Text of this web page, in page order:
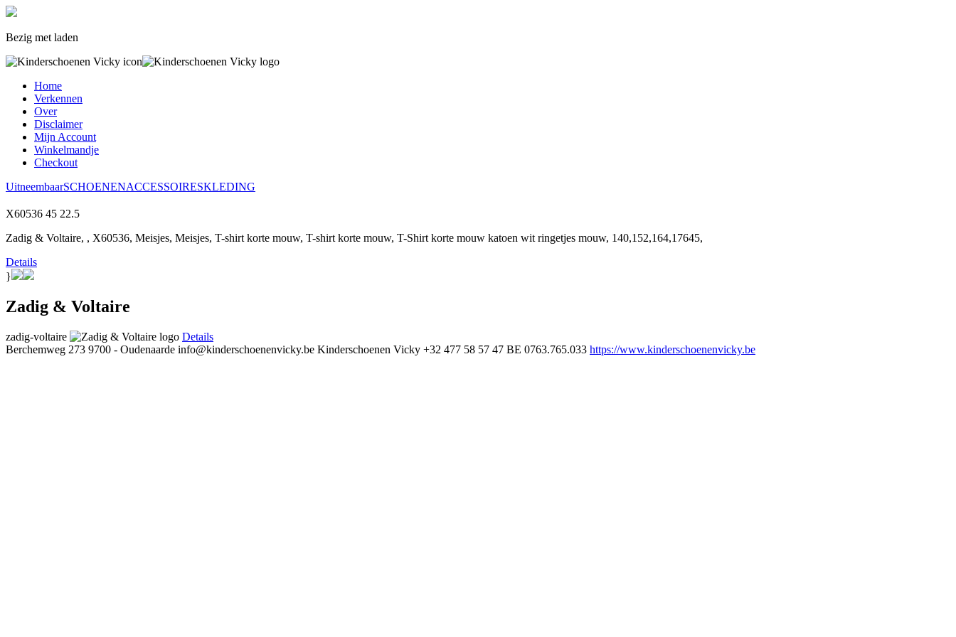
Bezig met laden
Home
Verkennen
Over
Disclaimer
Mijn Account
Winkelmandje
Checkout
UitneembaarSCHOENENACCESSOIRESKLEDING
X60536 45 22.5
Zadig & Voltaire, , X60536, Meisjes, Meisjes, T-shirt korte mouw, T-shirt korte mouw, T-Shirt korte mouw katoen wit ringetjes mouw, 140,152,164,17645,
Details
}
Zadig & Voltaire
zadig-voltaire
Details
Berchemweg 273 9700 - Oudenaarde info@kinderschoenenvicky.be Kinderschoenen Vicky +32 477 58 57 47 BE 0763.765.033 https://www.kinderschoenenvicky.be